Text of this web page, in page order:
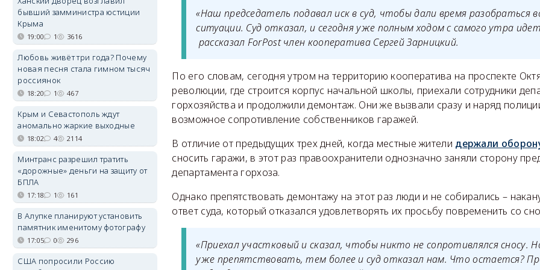
«Наш председатель подавал иск в суд, чтобы дали время разобраться
ситуации. Суд отказал, и сегодня уже полным ходом с самого утра идет
рассказал ForPost член кооператива Сергей Зарницкий.
По его словам, сегодня утром на территорию кооператива на проспекте
революции, где строится корпус начальной школы, приехали сотрудники
горхозяйства и продолжили демонтаж. Они же вызвали сразу и наряд
возможное сопротивление собственников гаражей.
В отличие от предыдущих трех дней, когда местные жители держали
сносить гаражи, в этот раз правоохранители однозначно заняли сторону
департамента горхоза.
Однако препятствовать демонтажу на этот раз люди и не собирались –
ответ суда, который отказался удовлетворять их просьбу повременить со
«Приехал участковый и сказал, чтобы никто не сопротивлялся сносу.
уже препятствовать, тем более и суд отказал нам. Что остается?
бывший замминистра юстиции
Крыма
19:00 1 3616
Любовь живёт три года? Почему
новая песня стала гимном тысяч
россиянок
18:20 1 467
Крым и Севастополь ждут
аномально жаркие выходные
18:02 4 2114
Минтранс разрешил тратить
«дорожные» деньги на защиту от
БПЛА
17:18 1 161
В Алупке планируют установить
памятник именитому фотографу
17:05 0 296
США попросили Россию